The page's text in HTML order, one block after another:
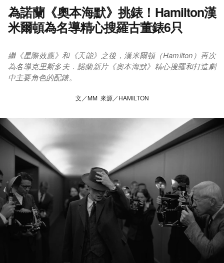
為諾蘭《奧本海默》挑錶！Hamilton漢
米爾頓為名導精心搜羅古董錶6只
繼《星際效應》和《天能》之後，漢米爾頓（Hamilton）再次
為名導克里斯多夫．諾蘭新片《奧本海默》精心搜羅和打造劇
中主要角色的配錶。
文／MM 來源／HAMILTON